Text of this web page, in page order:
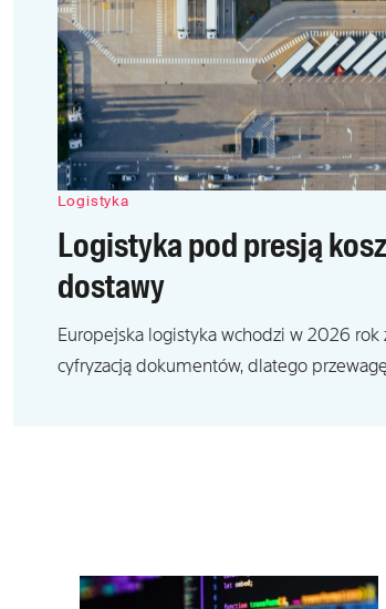
Logistyka
Logistyka pod presją
dostawy
Europejska logistyka wchodzi w 2026
cyfryzacją dokumentów, dlatego